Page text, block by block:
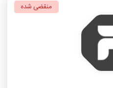
منقضی شده